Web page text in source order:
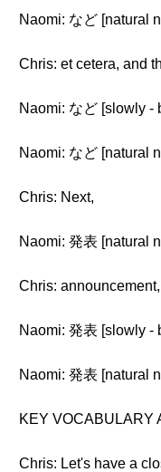
Naomi: など [natural
Chris: et cetera, and
Naomi: など [slowly -
Naomi: など [natural
Chris: Next,
Naomi: 発表 [natural
Chris:
Naomi: 発表 [slowly -
Naomi: 発表 [natural
KEY VOCABULARY
Chris: Let's have a